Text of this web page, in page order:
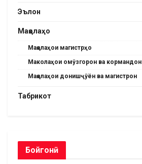
Эълон
Мақолаҳо
Мақолаҳои магистрҳо
Маколаҳои омӯзгорон ва кормандон
Мақолаҳои донишҷӯён ва магистрон
Табрикот
Бойгонӣ